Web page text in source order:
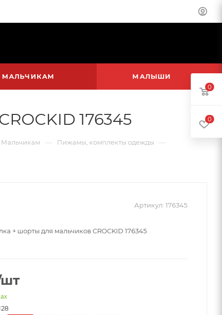
МАЛЬЧИКАМ МАЛЫШИ
176345
Мальчикам — Пижамы, комплекты одежды —
Артикул: 176345
+ шорты для мальчиков CROCKID 176345
0
0